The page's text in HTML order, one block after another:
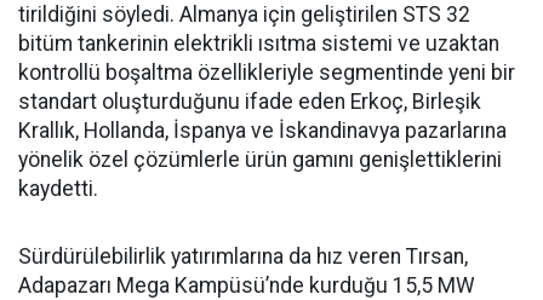
tirildiğini söyledi. Almanya için geliştirilen STS 32
bitüm tan­kerinin elektrikli ısıtma siste­mi ve uzaktan
kontrollü boşalt­ma özellikleriyle segmentinde yeni bir
standart oluşturduğunu ifade eden Erkoç, Birleşik
Kral­lık, Hollanda, İspanya ve İskan­dinavya pazarlarına
yönelik özel çözümlerle ürün gamını geniş­lettiklerini
kaydetti.
Sürdürülebilirlik yatırımları­na da hız veren Tırsan,
Adapaza­rı Mega Kampüsü’nde kurduğu 15,5 MW